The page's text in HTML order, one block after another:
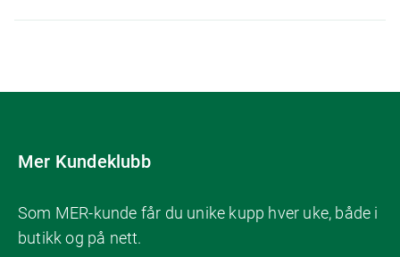
Mer Kundeklubb
Som MER-kunde får du unike kupp hver uke, både i
butikk og på nett.